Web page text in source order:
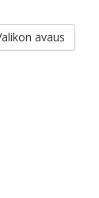
avaus